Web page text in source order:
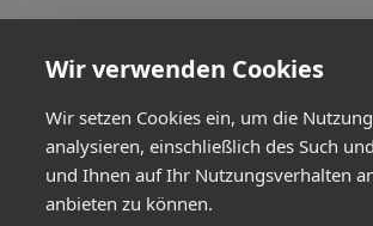
Wir verwenden Cookies
Wir setzen Cookies ein, um die
analysieren, einschließlich des Such
und Ihnen auf Ihr Nutzungsverhalten
anbieten zu können.